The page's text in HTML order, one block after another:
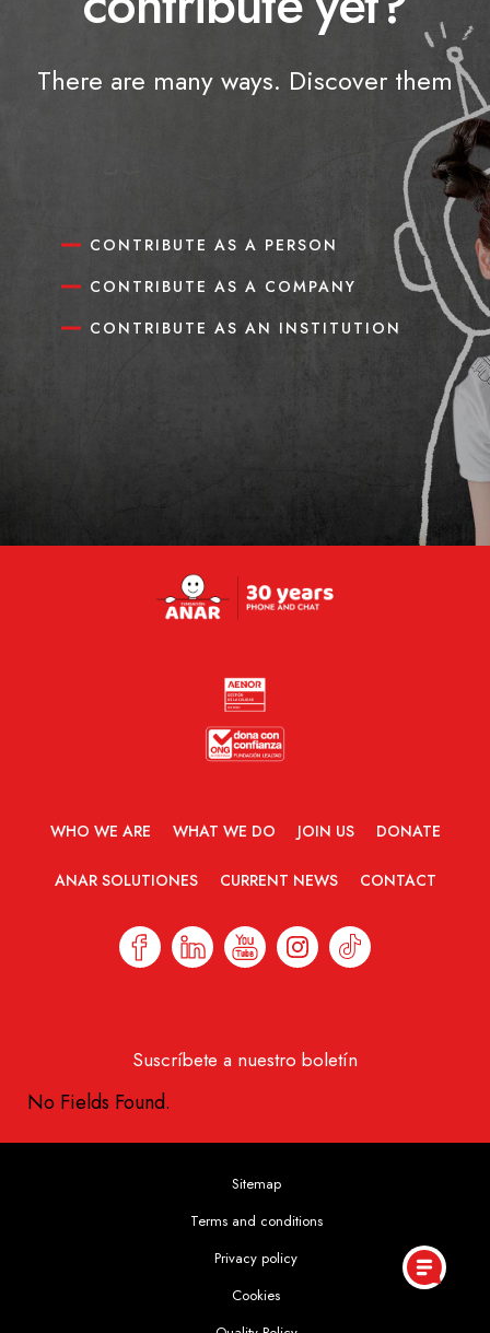
There are many ways. Discover them
CONTRIBUTE AS A PERSON
CONTRIBUTE AS A COMPANY
CONTRIBUTE AS AN INSTITUTION
WHO WE ARE WHAT WE DO JOIN US DONATE
ANAR SOLUTIONES CURRENT NEWS CONTACT
Suscríbete a nuestro boletín
No Fields Found.
Sitemap
Terms and conditions
Privacy policy
Cookies